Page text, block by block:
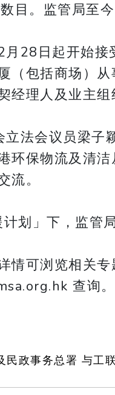
目。监管局至
月28日起开始
（包括商场）
经理人及业主
法会议员梁子
环保物流及清
流。
划」下，监管
情可浏览相关
查询。
民政事务总署 与工